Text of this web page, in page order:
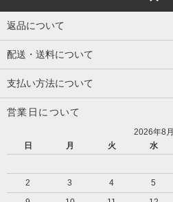
返品について
配送・送料について
支払い方法について
営業日について
2026年8月
日
月 火 水
2
3 4 5